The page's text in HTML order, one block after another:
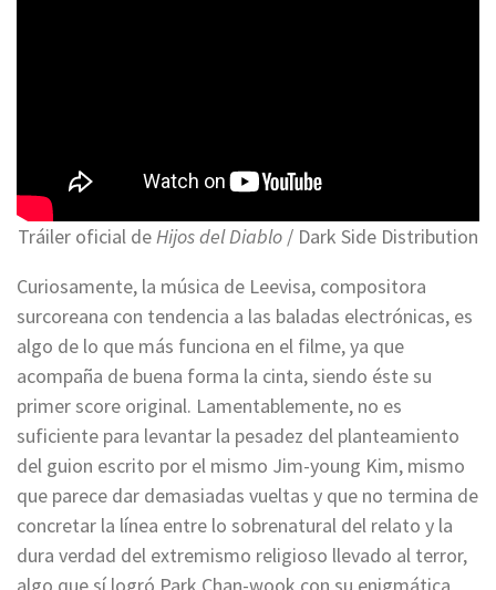
Tráiler oficial deHijos del Diablo / Dark Side Distribution
Curiosamente, la música de Leevisa, compositora
surcoreana con tendencia a las baladas electrónicas, es
algo de lo que más funciona en el filme, ya que
acompaña de buena forma la cinta, siendo éste su
primer score original. Lamentablemente, no es
suficiente para levantar la pesadez del planteamiento
del guion escrito por el mismo Jim-young Kim, mismo
que parece dar demasiadas vueltas y que no termina de
concretar la línea entre lo sobrenatural del relato y la
dura verdad del extremismo religioso llevado al terror,